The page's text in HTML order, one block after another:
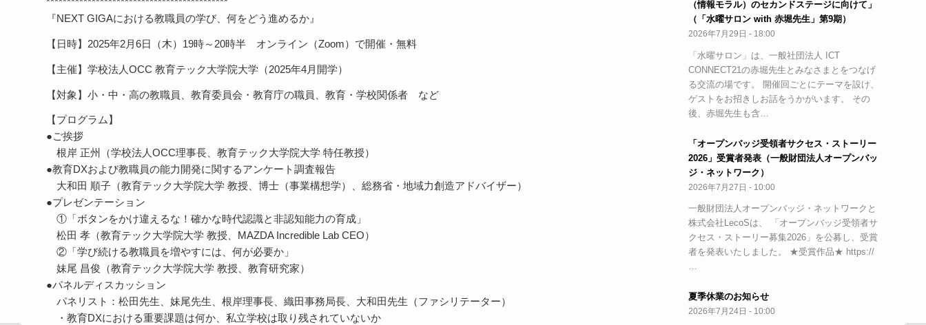
『NEXT GIGAにおける教職員の学び、何をどう進めるか』
【日時】2025年2月6日（木）19時～20時半 オンライン（Zoom）で開催・無料
【主催】学校法人OCC 教育テック大学院大学（2025年4月開学）
【対象】小・中・高の教職員、教育委員会・教育庁の職員、教育・学校関係者 など
【プログラム】
●ご挨拶
根岸 正州（学校法人OCC理事長、教育テック大学院大学 特任教授）
●教育DXおよび教職員の能力開発に関するアンケート調査報告
大和田 順子（教育テック大学院大学 教授、博士（事業構想学）、総務省・地域力創造アドバイザー）
●プレゼンテーション
①「ボタンをかけ違えるな！確かな時代認識と非認知能力の育成」
松田 孝（教育テック大学院大学 教授、MAZDA Incredible Lab CEO）
②「学び続ける教職員を増やすには、何が必要か」
妹尾 昌俊（教育テック大学院大学 教授、教育研究家）
●パネルディスカッション
パネリスト：松田先生、妹尾先生、根岸理事長、織田事務局長、大和田先生（ファシリテーター）
・教育DXにおける重要課題は何か、私立学校は取り残されていないか
（情報モラル）のセカンドステージに向けて」
（「水曜サロン with 赤堀先生」第9期）
2026年7月29日 - 18:00
「水曜サロン」は、一般社団法人 ICT
CONNECT21の赤堀先生とみなさまとをつなげ
る交流の場です。 開催回ごとにテーマを設け、
ゲストをお招きしお話をうかがいます。 その
後、赤堀先生も含…
「オープンバッジ受領者サクセス・ストーリー
2026」受賞者発表（一般財団法人オープンバッ
ジ・ネットワーク）
2026年7月27日 - 10:00
一般財団法人オープンバッジ・ネットワークと
株式会社LecoSは、 「オープンバッジ受領者サ
クセス・ストーリー募集2026」を公募し、受賞
者を発表いたしました。 ★受賞作品★ https://
…
夏季休業のお知らせ
2026年7月24日 - 10:00